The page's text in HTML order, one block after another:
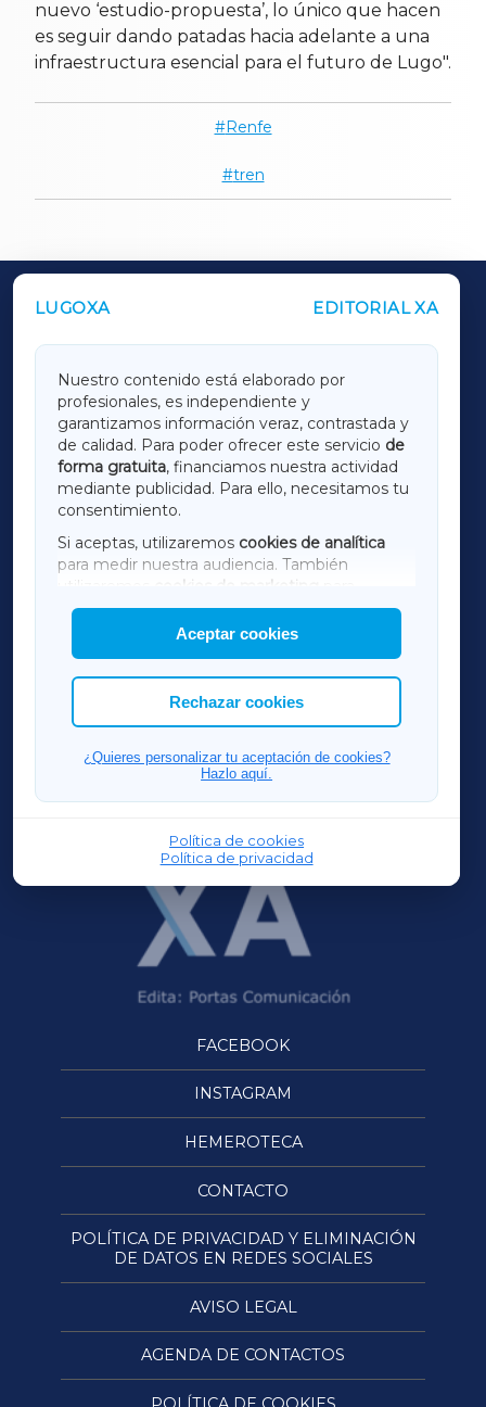
nuevo ‘estudio-propuesta’, lo único que hacen
es seguir dando patadas hacia adelante a una
infraestructura esencial para el futuro de Lugo".
Renfe
tren
LUGOXA EDITORIAL XA
Nuestro contenido está elaborado por
profesionales, es independiente y
garantizamos información veraz, contrastada y
de calidad. Para poder ofrecer este servicio de
forma gratuita, financiamos nuestra actividad
mediante publicidad. Para ello, necesitamos tu
consentimiento.
Si aceptas, utilizaremos cookies de analítica
para medir nuestra audiencia. También
utilizaremos
cookies de marketing
mostrar publicidad de terceros.
Asimismo, puedes personalizar la elección de
las cookies que deseas permitir.
Aceptar cookies
Rechazar cookies
¿Quieres personalizar tu aceptación de cookies?
Hazlo aquí.
Política de cookies
Política de privacidad
OUTROS PERIÓDICOS
LUGOXA
TERRACHAXA
AMARIÑAXA
RIBEIRASACRAXA
ACORUÑAXA
FERROLXA
OURENSEXA
FACEBOOK
INSTAGRAM
HEMEROTECA
CONTACTO
POLÍTICA DE PRIVACIDAD Y ELIMINACIÓN
DE DATOS EN REDES SOCIALES
AVISO LEGAL
AGENDA DE CONTACTOS